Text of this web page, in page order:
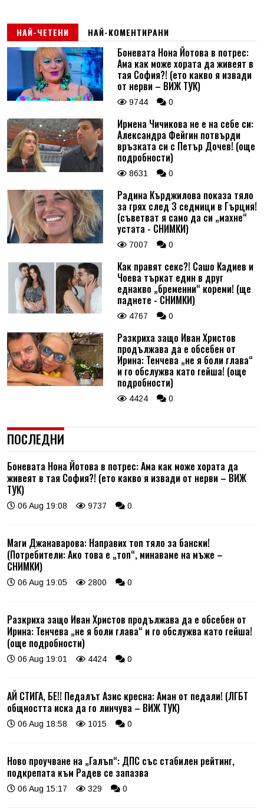
НАЙ-ЧЕТЕНИ НАЙ-КОМЕНТИРАНИ
Боневата Нона Йотова в потрес:
Ама как може хората да живеят в
тая София?! (ето какво я извади
от нерви – ВИЖ ТУК)
9744 0
Ирмена Чичикова не е на себе си:
Александра Фейгин потвърди
връзката си с Петър Дочев! (още
подробности)
8631 0
Радина Кърджилова показа тяло
за грях след 3 седмици в Гърция!
(съветват я само да си „махне“
устата - СНИМКИ)
7007 0
Как правят секс?! Сашо Кадиев и
Чоева търкат един в друг
еднакво „бременни“ кореми! (ще
паднете - СНИМКИ)
4767 0
Разкриха защо Иван Христов
продължава да е обсебен от
Ирина: Тенчева „не я боли глава“
и го обслужва като гейша! (още
подробности)
4424 0
ПОСЛЕДНИ
Боневата Нона Йотова в потрес: Ама как може хората да
живеят в тая София?! (ето какво я извади от нерви – ВИЖ
ТУК)
06 Aug 19:08 9737 0
Маги Джанаварова: Направих топ тяло за бански!
(Потребители: Ако това е „топ“, минаваме на мъже –
СНИМКИ)
06 Aug 19:05 2800 0
Разкриха защо Иван Христов продължава да е обсебен от
Ирина: Тенчева „не я боли глава“ и го обслужва като гейша!
(още подробности)
06 Aug 19:01 4424 0
АЙ СТИГА, БЕ!! Педалът Азис кресна: Аман от педали! (ЛГБТ
общността иска да го линчува – ВИЖ ТУК)
06 Aug 18:58 1015 0
Ново проучване на „Галъп“: ДПС със стабилен рейтинг,
подкрепата към Радев се запазва
06 Aug 15:17 329 0